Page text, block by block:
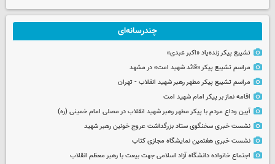
چندرسانه‌ای
تشییع پیکر زنده‌یاد «اکبر عبدی»
مراسم تشییع پیکر «قائد شهید امت» در مشهد
مراسم تشییع پیکر مطهر رهبر شهید انقلاب - تهران
اقامه نماز بر پیکر امام شهید امت
آیین وداع مردم با پیکر مطهر رهبر شهید انقلاب در مصلی امام خمینی (ره)
نشست خبری سخنگوی ستاد بزرگداشت عروج خونین رهبر شهید
نشست خبری هفتمین نمایشگاه مجازی کتاب
اجتماع خانواده دانشگاه آزاد اسلامی جهت بیعت با رهبر معظم انقلاب